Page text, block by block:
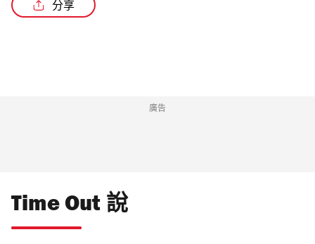
分享
廣告
Time Out 說